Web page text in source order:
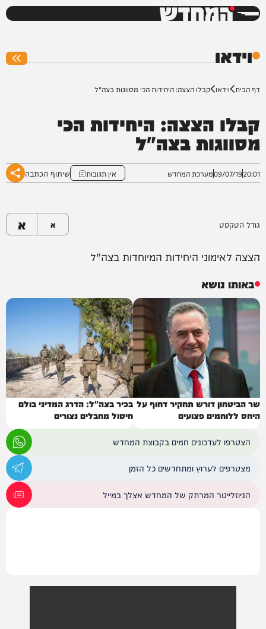
המחדש
וידאו
דף הבית וידאו קבלו הצצה: היחידות הכי מסווגות בצה"ל
קבלו הצצה: היחידות הכי
מסווגות בצה"ל
20:01
09/07/19מערכת המחדש אין תגובות שיתוף הכתבה
גודל הטקסט א א
הצצה לאימוני היחידות המיוחדות בצה"ל
באותו נושא
שר הביטחון דורש תחקיר דחוף על
היחס ללוחמים פצועים
בכיר בצה"ל: הדרג המדיני בולם
חיסול מחבלים נצורים
הצטרפו לעדכונים חמים בקבוצת המחדש
מצטרפים לערוץ ומתחדשים כל הזמן
הניוזלייטר המרתק של המחדש אצלך במייל